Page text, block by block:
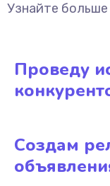
Узнайте больше
Проведу
Создам